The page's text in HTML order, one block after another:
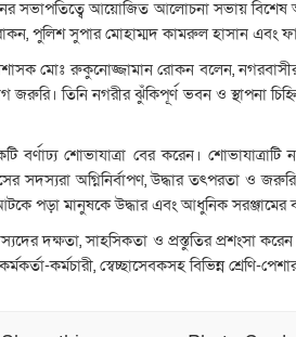
সভাপতিত্বে আয়োজিত আলোচনা সভায় বিশেষ
পুলিশ সুপার মোহাম্মদ কামরুল হাসান এবং
মোঃ রুকুনোজ্জামান রোকন বলেন, নগরবাসীর
তিনি নগরীর ঝুঁকিপূর্ণ ভবন ও স্থাপনা
বর্ণাঢ্য শোভাযাত্রা বের করেন।
সদস্যরা অগ্নিনির্বাপণ, উদ্ধার তৎপরতা ও
পড়া মানুষকে উদ্ধার এবং আধুনিক সরঞ্জামের
দক্ষতা, সাহসিকতা ও প্রস্তুতির প্রশংসা করেন।
কর্মচারী, স্বেচ্ছাসেবকসহ বিভিন্ন শ্রেণি-